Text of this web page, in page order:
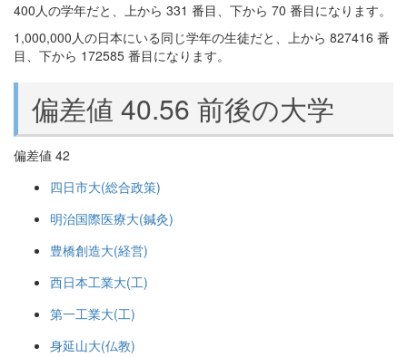
400人の学年だと、上から 331 番目、下から 70 番目になります。
1,000,000人の日本にいる同じ学年の生徒だと、上から 827416 番
目、下から 172585 番目になります。
偏差値 40.56 前後の大学
偏差値 42
四日市大(総合政策)
明治国際医療大(鍼灸)
豊橋創造大(経営)
西日本工業大(工)
第一工業大(工)
身延山大(仏教)